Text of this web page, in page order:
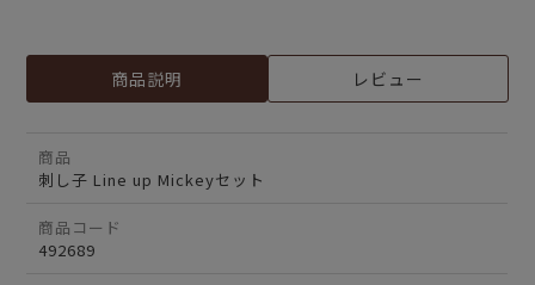
商品説明 レビュー
商品
刺し子 Line up Mickeyセット
商品コード
492689